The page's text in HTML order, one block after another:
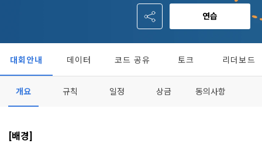
적립 XP
0
사용 XP
0
본 약관은 데이콘 주식회사(이하 “회사”)와 “회원” 간에 정보 서
비스를 이용하는 조건 및 절차에 관한 필요한 사항을 약속하여
규정하는 데 그 목적이 있다. “회원”은 모든 약관에 동의해야 하
며, 어떤 방식이든 본 서비스를 사용한다는 것은 “회원”이 본 약
관의 전부에 동의한다는 것을 의미하며 본 약관은 “회원”이 서비
이 약관에서 사용하는 용어의 정의는 아래와 같다.
(2021.05.24 본)
데이콘은 이용자 개인정보 보호를 여러 경영요소 가운데 최
우선의 가치로 두고 있습니다. 데이콘주식회사(이하 ‘데이콘’ 또
는 ‘회사’)는 서비스 기획부터 종료까지 정보통신망 이용촉진 및
정보보호 등에 관한 법률(이하 ‘정보통신망법’), 개인정보보호법
등 국내의 개인정보 보호 법령을 철저히 준수합니다.
DACON이 제공하는 이용자 맞춤형 서비스 및 상품 추천, 각종
서신우편, 문자(SMS 또는 카카오 알림톡), 푸시, 전화 등을 통해
이용자에게 제공합니다.
연습
대회안내 데이터 코드 공유 토크 리더보드
개요 규칙 일정 상금 동의사항
[배경]